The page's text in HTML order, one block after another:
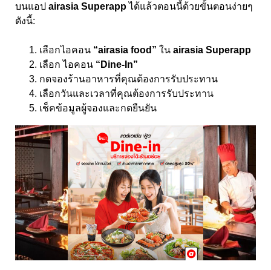
บนแอป airasia Superapp ได้แล้วตอนนี้ด้วยขั้นตอนง่ายๆ
ดังนี้:
เลือกไอคอน “airasia food” ใน airasia Superapp
เลือก ไอคอน “Dine-In”
กดจองร้านอาหารที่คุณต้องการรับประทาน
เลือกวันและเวลาที่คุณต้องการรับประทาน
เช็คข้อมูลผู้จองและกดยืนยัน